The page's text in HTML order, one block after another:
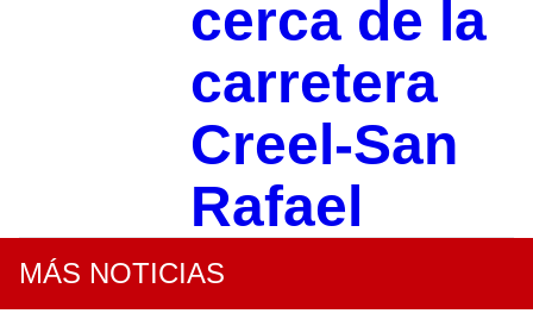
cerca de la
carretera
Creel-San
Rafael
MÁS NOTICIAS